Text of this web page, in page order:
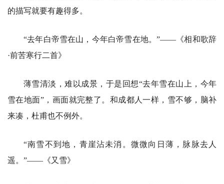
的描写就要有趣得多。
“去年白帝雪在山，今年白帝雪在地。”——《相和歌辞
·前苦寒行二首》
薄雪清淡，难以成景，于是回想“去年雪在山上，今年
雪在地面”，画面就完整了。和成都人一样，雪不够，脑补
来凑，杜甫也不例外。
“南雪不到地，青崖沾未消。微微向日薄，脉脉去人
遥。”——《又雪》